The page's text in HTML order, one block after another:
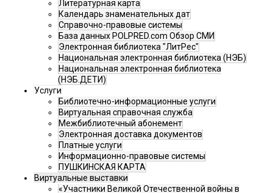
Литературная карта
Календарь знаменательных дат
Справочно-правовые системы
База данных POLPRED.com Обзор СМИ
Электронная библиотека "ЛитРес"
Национальная электронная библиотека (НЭБ)
Национальная электронная библиотека
(НЭБ.ДЕТИ)
Услуги
Библиотечно-информационные услуги
Виртуальная справочная служба
Межбиблиотечный абонемент
Электронная доставка документов
Платные услуги
Информационно-правовые системы
ПУШКИНСКАЯ КАРТА
Виртуальные выставки
«Участники Великой Отечественной войны в